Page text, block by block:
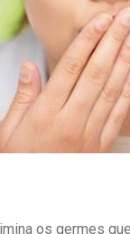
os germes